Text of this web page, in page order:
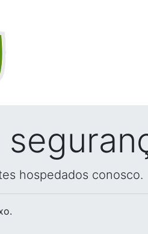
hospedados conosco.